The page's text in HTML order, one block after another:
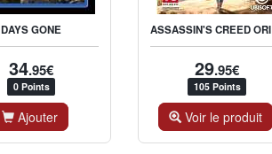
DAYS GONE
34.95€
0 Points
Ajouter
29.95€
105 Points
Voir le produit